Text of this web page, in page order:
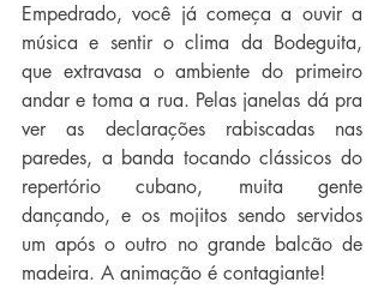
Empedrado, você já começa a ouvir a
música e sentir o clima da Bodeguita,
que extravasa o ambiente do primeiro
andar e toma a rua. Pelas janelas dá pra
ver as declarações rabiscadas nas
paredes, a banda tocando clássicos do
repertório cubano, muita gente
dançando, e os mojitos sendo servidos
um após o outro no grande balcão de
madeira. A animação é contagiante!